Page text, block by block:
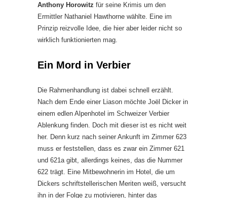
Anthony Horowitz für seine Krimis um den
Ermittler Nathaniel Hawthorne wählte. Eine im
Prinzip reizvolle Idee, die hier aber leider nicht so
wirklich funktionierten mag.
Ein Mord in Verbier
Die Rahmenhandlung ist dabei schnell erzählt.
Nach dem Ende einer Liason möchte Joël Dicker in
einem edlen Alpenhotel im Schweizer Verbier
Ablenkung finden. Doch mit dieser ist es nicht weit
her. Denn kurz nach seiner Ankunft im Zimmer 623
muss er feststellen, dass es zwar ein Zimmer 621
und 621a gibt, allerdings keines, das die Nummer
622 trägt. Eine Mitbewohnerin im Hotel, die um
Dickers schriftstellerischen Meriten weiß, versucht
ihn in der Folge zu motivieren, hinter das